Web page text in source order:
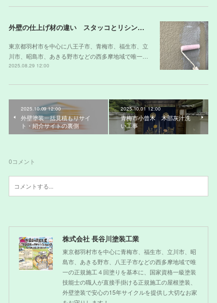
外壁の仕上げ材の違い スタッコとリシンの違い
東京都羽村市を中心に八王子市、青梅市、福生市、立
川市、昭島市、あきる野市などの西多摩地域で唯一…
2025.08.29 12:00
2025.10.09 12:00
外壁塗装一括見積もりサイ
ト・紹介サイトの裏側
2025.10.01 12:00
青梅市小曾木 木部灰汁洗
い工事
0コメント
株式会社 長谷川塗装工業
東京都羽村市を中心に青梅市、福生市、立川市、昭
島市、あきる野市、八王子市などの西多摩地域で唯
一の正規施工４回塗りを基本に、国家資格一級塗装
技能士の職人が直接手掛ける正規施工の屋根塗装、
外壁塗装で安心の15年サイクルを提供し大切なお家